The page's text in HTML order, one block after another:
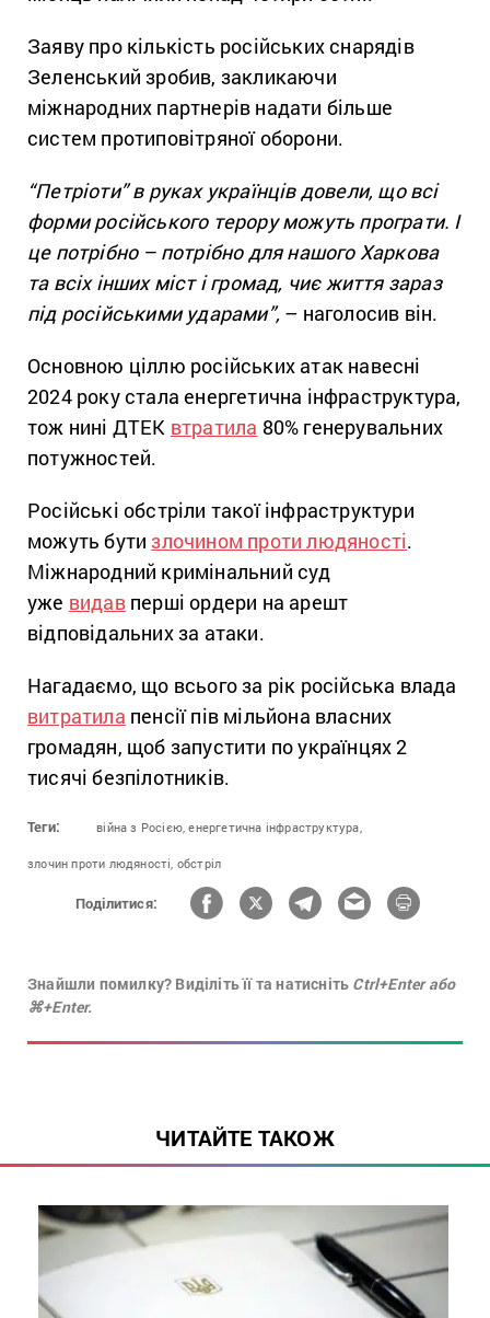
Заяву про кількість російських снарядів
Зеленський зробив, закликаючи
міжнародних партнерів надати більше
систем протиповітряної оборони.
“Петріоти” в руках українців довели, що всі
форми російського терору можуть програти. І
це потрібно – потрібно для нашого Харкова
та всіх інших міст і громад, чиє життя зараз
під російськими ударами”, – наголосив він.
Основною ціллю російських атак навесні
2024 року стала енергетична інфраструктура,
тож нині ДТЕК втратила 80% генерувальних
потужностей.
Російські обстріли такої інфраструктури
можуть бутизлочином проти людяності.
Міжнародний кримінальний суд
уже видавперші ордери на арешт
відповідальних за атаки.
Нагадаємо, що всього за рік російська влада
витратила пенсії пів мільйона власних
громадян, щоб запустити по українцях 2
тисячі безпілотників.
Теги: війна з Росією, енергетична інфраструктура,
злочин проти людяності, обстріл
Поділитися:
Знайшли помилку? Виділіть її та натисніть Ctrl+Enter або
⌘+Enter.
ЧИТАЙТЕ ТАКОЖ